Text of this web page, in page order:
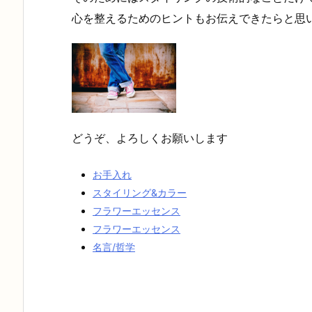
心を整えるためのヒントもお伝えできたらと思
どうぞ、よろしくお願いします
お手入れ
スタイリング&カラー
フラワーエッセンス
フラワーエッセンス
名言/哲学